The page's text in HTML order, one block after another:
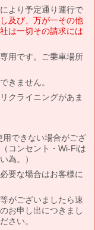
より予定通り運行で
及び、万が一その他
は一切その請求には
用です。ご乗車場所
きません。
クライニングがあま
できない場合がござ
コンセント・Wi-Fiは
為。）
要な場合はお客様に
がございましたら速
お申し出につきまし
さい。